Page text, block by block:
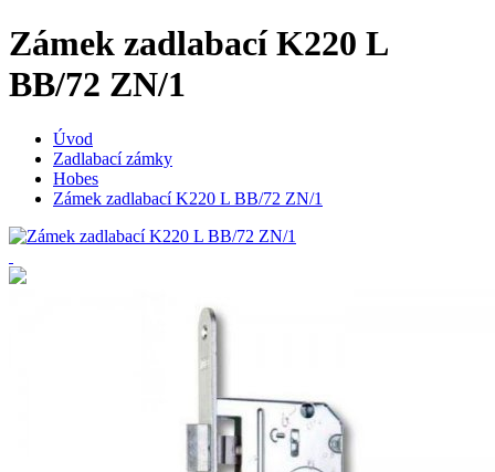
Zámek zadlabací K220 L
BB/72 ZN/1
Úvod
Zadlabací zámky
Hobes
Zámek zadlabací K220 L BB/72 ZN/1